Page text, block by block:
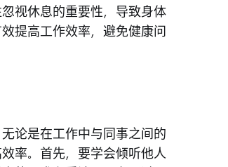
视休息的重要性，导致身体
提高工作效率，避免健康问
论是在工作中与同事之间的
率。首先，要学会倾听他人